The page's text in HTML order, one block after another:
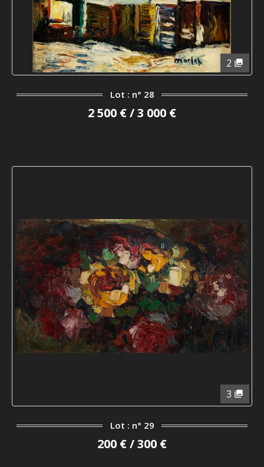
2
Lot : n° 28
2 500 € / 3 000 €
3
Lot : n° 29
200 € / 300 €